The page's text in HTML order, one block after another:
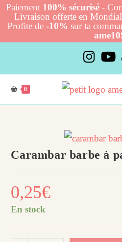
Paiement 100% sécurisé -
Livraison offerte en
Profite de -10% sur ta
content
0
Carambar barbe à
0,25€
En stock